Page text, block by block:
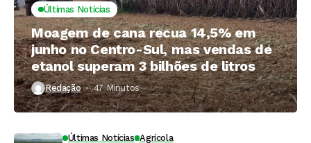
Últimas Notícias
Moagem de cana recua 14,5% em
junho no Centro-Sul, mas vendas de
etanol superam 3 bilhões de litros
Redação 47 Minutos ⁮
Últimas Notícias Agrícola